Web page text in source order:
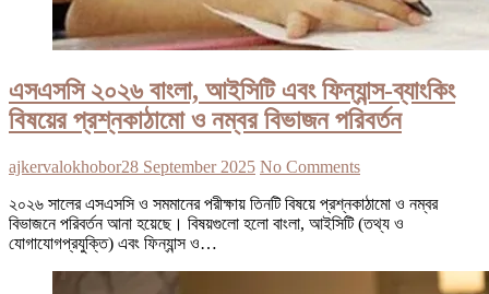
এসএসসি ২০২৬ বাংলা, আইসিটি এবং ফিন্যান্স-ব্যাংকিং
বিষয়ের প্রশ্নকাঠামো ও নম্বর বিভাজন পরিবর্তন
ajkervalokhobor28 September 2025 No Comments
২০২৬ সালের এসএসসি ও সমমানের পরীক্ষায় তিনটি বিষয়ে প্রশ্নকাঠামো ও নম্বর
বিভাজনে পরিবর্তন আনা হয়েছে। বিষয়গুলো হলো বাংলা, আইসিটি (তথ্য ও
যোগাযোগপ্রযুক্তি) এবং ফিন্যান্স ও…